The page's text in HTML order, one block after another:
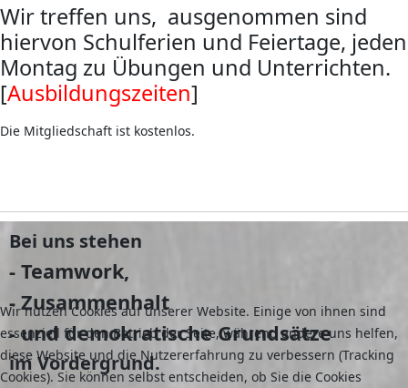
Wir treffen uns, ausgenommen sind
hiervon Schulferien und Feiertage, jeden
Montag zu Übungen und Unterrichten.
[Ausbildungszeiten]
Die Mitgliedschaft ist kostenlos.
Bei uns stehen
- Teamwork,
- Zusammenhalt
- und demokratische Grundsätze
im Vordergrund.
Wir nutzen Cookies auf unserer Website. Einige von ihnen sind
essenziell für den Betrieb der Seite, während andere uns helfen,
diese Website und die Nutzererfahrung zu verbessern (Tracking
Cookies). Sie können selbst entscheiden, ob Sie die Cookies